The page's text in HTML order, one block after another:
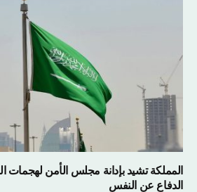
المملكة تشيد بإدانة مجلس الأمن لهجمات
الدفاع عن النفس